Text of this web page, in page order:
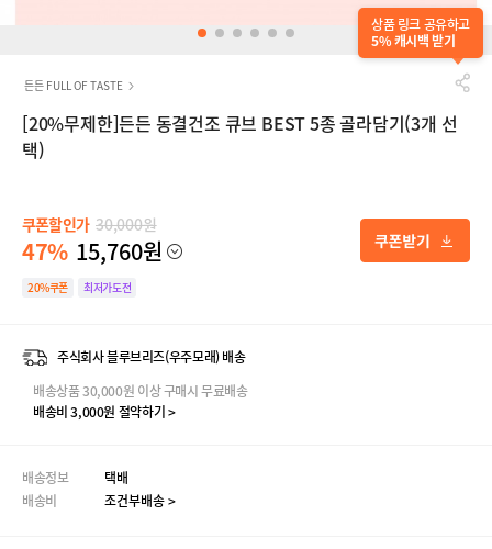
상품 링크 공유하고
5% 캐시백 받기
든든 FULL OF TASTE
[20%무제한]든든 동결건조 큐브 BEST 5종 골라담기(3개 선
택)
쿠폰할인가 30,000원
47% 15,760원
20%쿠폰 최저가도전
주식회사 블루브리즈(우주모래) 배송
배송상품 30,000원 이상 구매시 무료배송
배송비 3,000원 절약하기 >
배송정보
택배
배송비
조건부배송 >